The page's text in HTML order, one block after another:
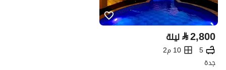
⃁2,800 ليلة
5
10 م2
جدة